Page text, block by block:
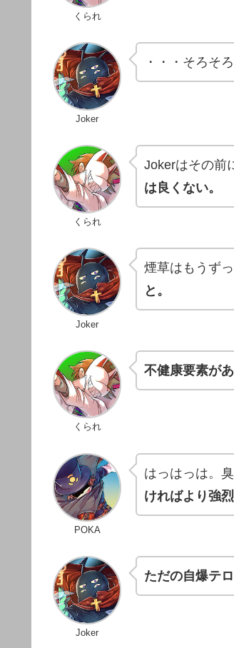
くられ
Joker
・・・そろそ
くられ
Jokerはその前
は良くない。
Joker
煙草はもうず
と。
くられ
不健康要素が
POKA
はっはっは。
ければより強
Joker
ただの自爆テロ